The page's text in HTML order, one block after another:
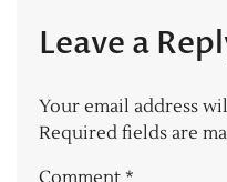
Leave a
Your email address
Required fields are
Comment *